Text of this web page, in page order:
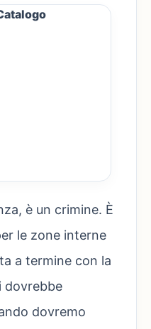
è un crimine. È
le zone interne
a termine con la
dovrebbe
dovremo